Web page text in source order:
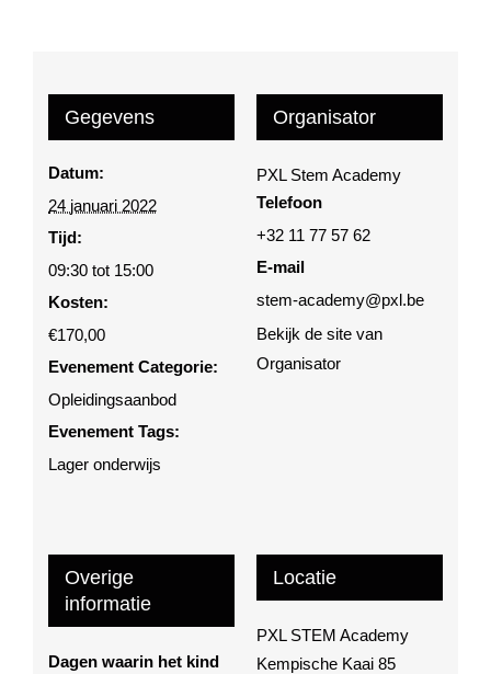
Gegevens
Datum:
24 januari 2022
Tijd:
09:30 tot 15:00
Kosten:
€170,00
Evenement Categorie:
Opleidingsaanbod
Evenement Tags:
Lager onderwijs
Locatie
PXL STEM Academy
Kempische Kaai 85
Organisator
PXL Stem Academy
Telefoon
+32 11 77 57 62
E-mail
stem-academy@pxl.be
Bekijk de site van
Organisator
Overige
informatie
Dagen waarin het kind